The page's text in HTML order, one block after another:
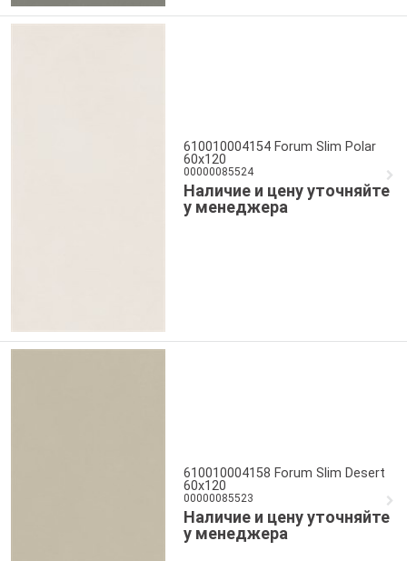
610010004154 Forum Slim Polar
60x120
00000085524
Наличие и цену уточняйте
у менеджера
610010004158 Forum Slim Desert
60x120
00000085523
Наличие и цену уточняйте
у менеджера